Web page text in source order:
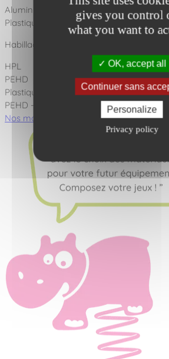
gives you control
what you want to
OK, accept all
Continuer sans
Personalize
Privacy policy
Aluminium
Plastique recyclé
Habillages disponibles en :
HPL
PEHD
Plastique recyclé
PEHD - HPL
Nos matériaux
Nos scellements